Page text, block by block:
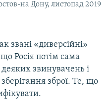
на Дону, листопад 2019
звані «диверсійні»
Росія потім сама
звинувачень і
зброї. Те, що